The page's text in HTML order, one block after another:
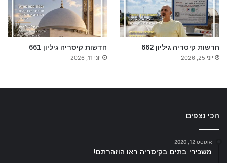
חדשות קיסריה גיליון 662
יוני 25, 2026
חדשות קיסריה גיליון 661
יוני 11, 2026
הכי נצפים
אוגוסט 12, 2020
משכירי בתים בקיסריה ראו הוזהרתם!